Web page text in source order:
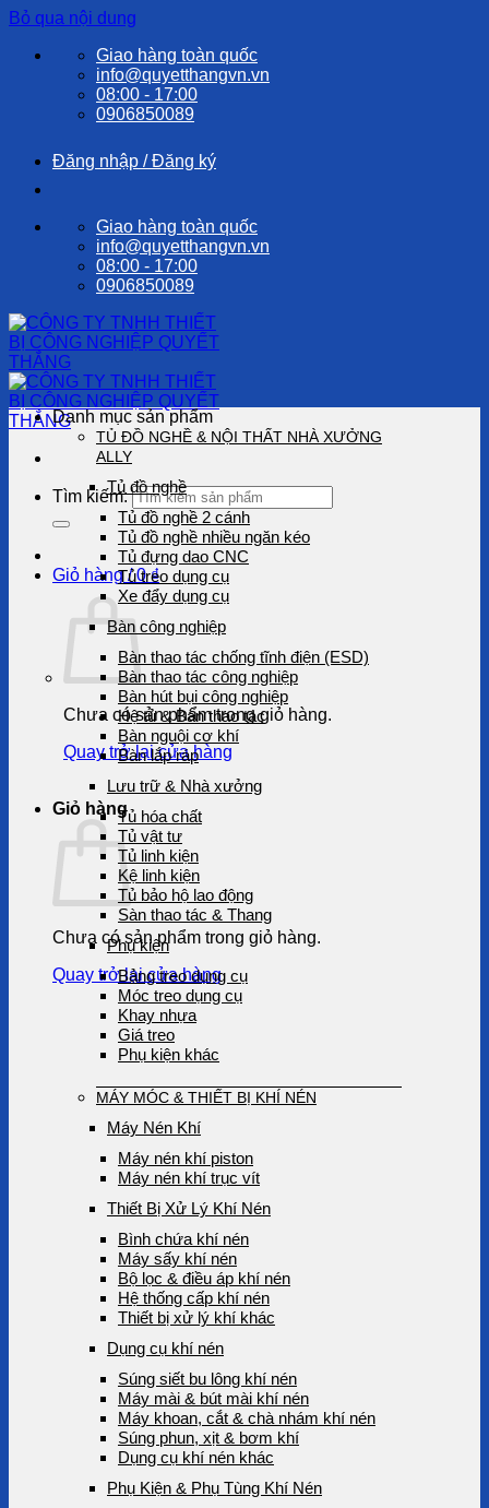
Bỏ qua nội dung
Giao hàng toàn quốc
info@quyetthangvn.vn
08:00 - 17:00
0906850089
Đăng nhập / Đăng ký
Giao hàng toàn quốc
info@quyetthangvn.vn
08:00 - 17:00
0906850089
Tìm kiếm:
Giỏ hàng /0₫
Chưa có sản phẩm trong giỏ hàng.
Quay trở lại cửa hàng
Giỏ hàng
Chưa có sản phẩm trong giỏ hàng.
Quay trở lại cửa hàng
Danh mục sản phẩm
TỦ ĐỒ NGHỀ & NỘI THẤT NHÀ XƯỞNG
ALLY
Tủ đồ nghề
Tủ đồ nghề 2 cánh
Tủ đồ nghề nhiều ngăn kéo
Tủ đựng dao CNC
Tủ treo dụng cụ
Xe đẩy dụng cụ
Bàn công nghiệp
Bàn thao tác chống tĩnh điện (ESD)
Bàn thao tác công nghiệp
Bàn hút bụi công nghiệp
Hệ tủ & Bàn thao tác
Bàn nguội cơ khí
Bàn lắp ráp
Lưu trữ & Nhà xưởng
Tủ hóa chất
Tủ vật tư
Tủ linh kiện
Kệ linh kiện
Tủ bảo hộ lao động
Sàn thao tác & Thang
Phụ kiện
Bảng treo dụng cụ
Móc treo dụng cụ
Khay nhựa
Giá treo
Phụ kiện khác
MÁY MÓC & THIẾT BỊ KHÍ NÉN
Máy Nén Khí
Máy nén khí piston
Máy nén khí trục vít
Thiết Bị Xử Lý Khí Nén
Bình chứa khí nén
Máy sấy khí nén
Bộ lọc & điều áp khí nén
Hệ thống cấp khí nén
Thiết bị xử lý khí khác
Dụng cụ khí nén
Súng siết bu lông khí nén
Máy mài & bút mài khí nén
Máy khoan, cắt & chà nhám khí nén
Súng phun, xịt & bơm khí
Dụng cụ khí nén khác
Phụ Kiện & Phụ Tùng Khí Nén